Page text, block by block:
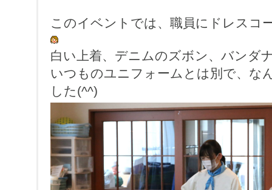
このイベントでは、職員にドレスコ
白い上着、デニムのズボン、バンダ
いつものユニフォームとは別で、な
した(^^)